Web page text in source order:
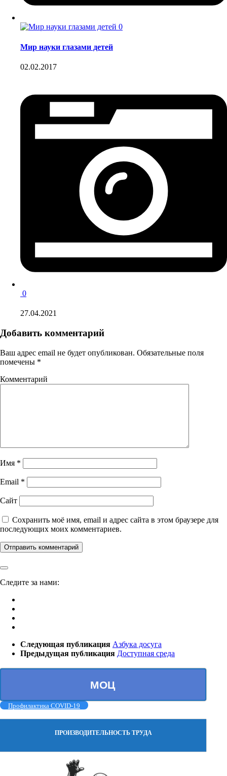
0
Мир науки глазами детей
02.02.2017
0
27.04.2021
Добавить комментарий
Ваш адрес email не будет опубликован. Обязательные поля
помечены *
Комментарий
Имя *
Email *
Сайт
Сохранить моё имя, email и адрес сайта в этом браузере для
последующих моих комментариев.
Следите за нами:
Следующая публикация Азбука досуга
Предыдущая публикация Доступная среда
МОЦ
Профилактика COVID-19
ПРОИЗВОДИТЕЛЬНОСТЬ ТРУДА